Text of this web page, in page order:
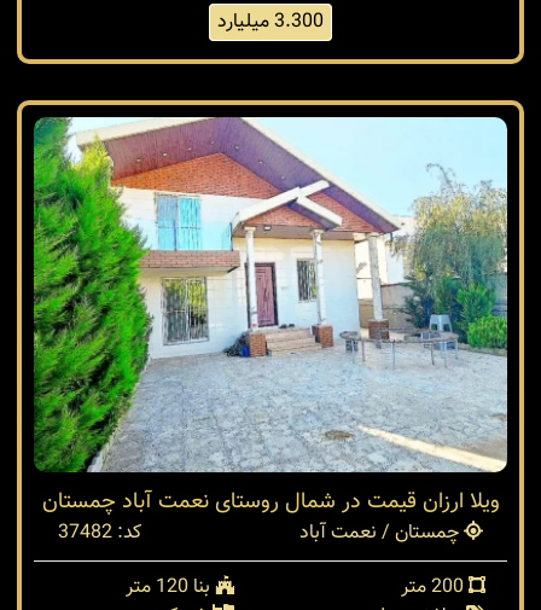
3.300 میلیارد
ویلا ارزان قیمت در شمال روستای نعمت آباد چمستان
چمستان / نعمت آباد
کد: 37482
بنا 120 متر